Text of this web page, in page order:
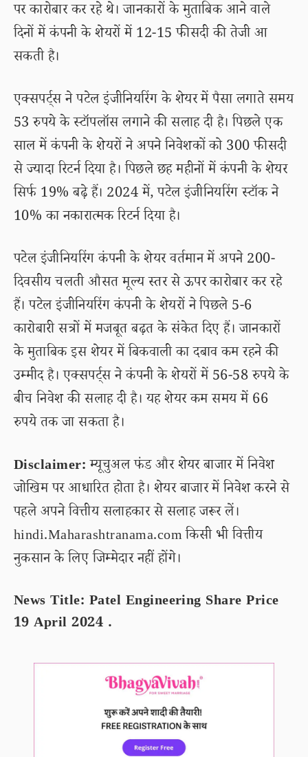
पर कारोबार कर रहे थे। जानकारों के मुताबिक आने वाले
दिनों में कंपनी के शेयरों में 12-15 फीसदी की तेजी आ
सकती है।
एक्सपर्ट्स ने पटेल इंजीनियरिंग के शेयर में पैसा लगाते समय
53 रुपये के स्टॉपलॉस लगाने की सलाह दी है। पिछले एक
साल में कंपनी के शेयरों ने अपने निवेशकों को 300 फीसदी
से ज्यादा रिटर्न दिया है। पिछले छह महीनों में कंपनी के शेयर
सिर्फ 19% बढ़े हैं। 2024 में, पटेल इंजीनियरिंग स्टॉक ने
10% का नकारात्मक रिटर्न दिया है।
पटेल इंजीनियरिंग कंपनी के शेयर वर्तमान में अपने 200-
दिवसीय चलती औसत मूल्य स्तर से ऊपर कारोबार कर रहे
हैं। पटेल इंजीनियरिंग कंपनी के शेयरों ने पिछले 5-6
कारोबारी सत्रों में मजबूत बढ़त के संकेत दिए हैं। जानकारों
के मुताबिक इस शेयर में बिकवाली का दबाव कम रहने की
उम्मीद है। एक्सपर्ट्स ने कंपनी के शेयरों में 56-58 रुपये के
बीच निवेश की सलाह दी है। यह शेयर कम समय में 66
रुपये तक जा सकता है।
Disclaimer:म्यूचुअल फंड और शेयर बाजार में निवेश
जोखिम पर आधारित होता है। शेयर बाजार में निवेश करने से
पहले अपने वित्तीय सलाहकार से सलाह जरूर लें।
hindi.Maharashtranama.com किसी भी वित्तीय
नुकसान के लिए जिम्मेदार नहीं होंगे।
News Title: Patel Engineering Share Price
19 April 2024 .